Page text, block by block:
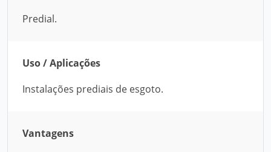
Predial.
Uso / Aplicações
Instalações prediais de esgoto.
Vantagens